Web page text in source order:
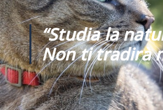
“Studia la
Non ti tradirà